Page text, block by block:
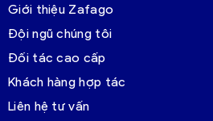
Giới thiệu Zafago
Đội ngũ chúng tôi
Đối tác cao cấp
Khách hàng hợp tác
Liên hệ tư vấn